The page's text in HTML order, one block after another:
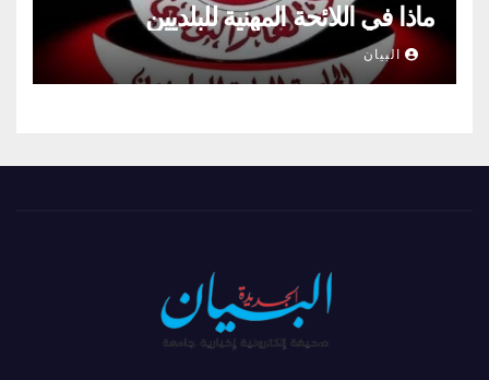
ماذا في اللائحة المهنية للبلديين
البيان